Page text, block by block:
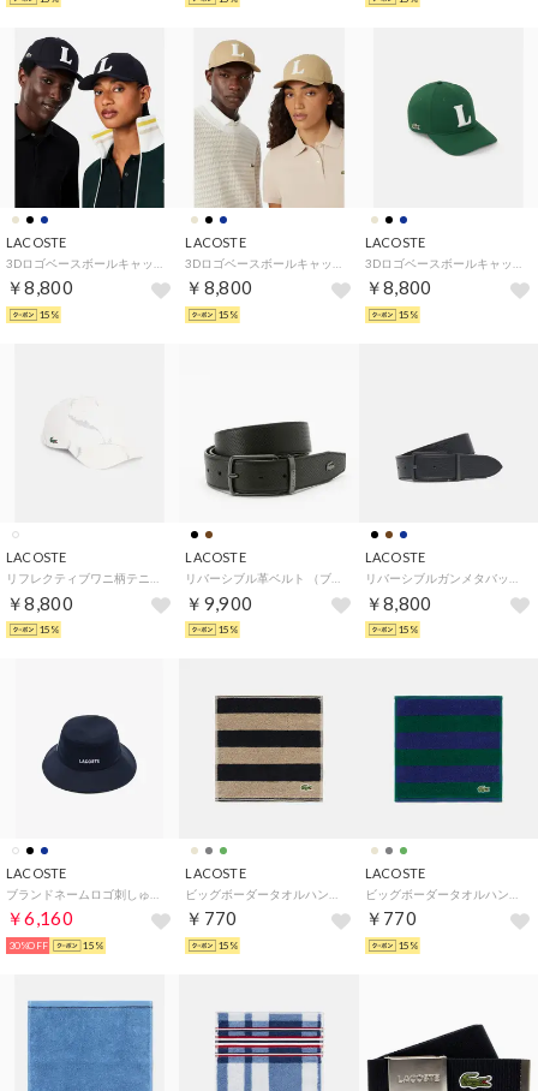
LACOSTE
￥8,800
15%
LACOSTE
￥8,800
15%
LACOSTE
￥8,800
15%
LACOSTE
￥8,800
15%
LACOSTE
￥9,900
15%
LACOSTE
￥8,800
15%
LACOSTE
￥6,160
30%OFF 15%
LACOSTE
￥770
15%
LACOSTE
￥770
15%